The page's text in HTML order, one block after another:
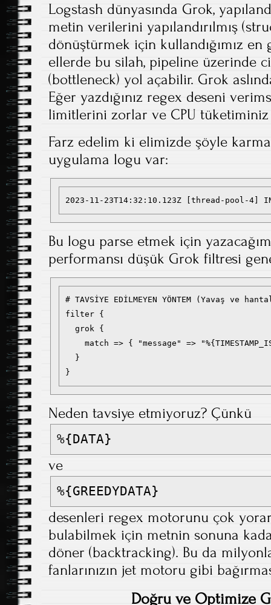
Logstash dünyasında Grok,
metin verilerini yapılandırılmış
dönüştürmek için kullandığımız en
ellerde bu silah, pipeline üzerinde
(bottleneck) yol açabilir. Grok
Eğer yazdığınız regex deseni
limitlerini zorlar ve CPU tüketiminiz
Farz edelim ki elimizde şöyle
uygulama logu var:
2023-11-23T14:32:10.123Z [thread-pool-
Bu logu parse etmek için
performansı düşük Grok filtresi
# TAVSİYE EDİLMEYEN YÖNTEM (Yavaş ve
filter {
  grok {
match => { "message" =>
  }
}
Neden tavsiye etmiyoruz? Çünkü
%{DATA}
ve
%{GREEDYDATA}
desenleri regex motorunu çok
bulabilmek için metnin sonuna
döner (backtracking). Bu da
fanlarınızın jet motoru gibi
Doğru ve Optimize